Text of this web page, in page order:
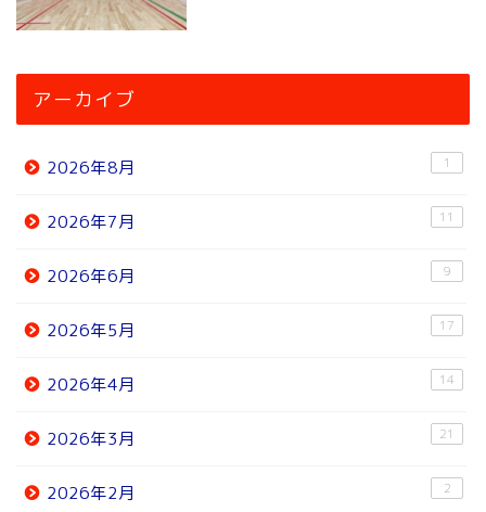
アーカイブ
2026年8月 1
2026年7月 11
2026年6月 9
2026年5月 17
2026年4月 14
2026年3月 21
2026年2月 2